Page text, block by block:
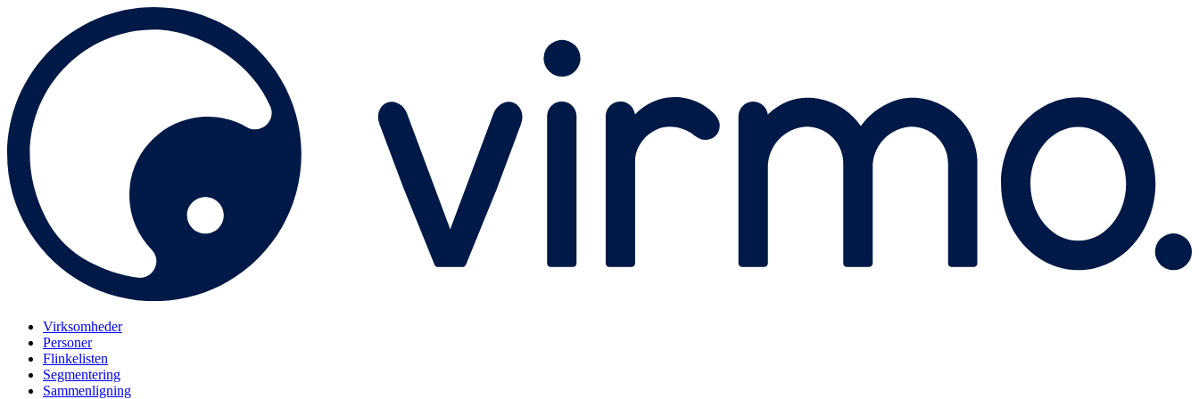
Virksomheder
Personer
Flinkelisten
Segmentering
Sammenligning